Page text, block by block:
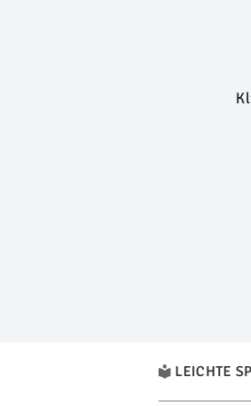
LEICHTE